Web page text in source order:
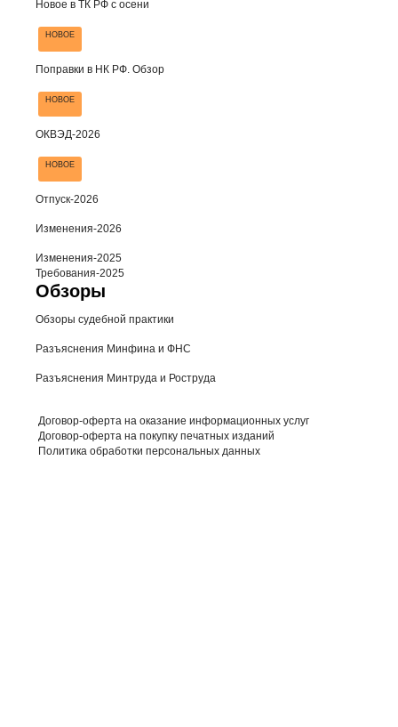
Новое в ТК РФ с осени
НОВОЕ
Поправки в НК РФ. Обзор
НОВОЕ
ОКВЭД-2026
НОВОЕ
Отпуск-2026
Изменения-2026
Изменения-2025
Требования-2025
Обзоры
Обзоры судебной практики
Разъяснения Минфина и ФНС
Разъяснения Минтруда и Роструда
Договор-оферта на оказание информационных услуг
Договор-оферта на покупку печатных изданий
Политика обработки персональных данных